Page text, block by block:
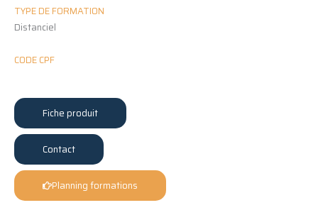
TYPE DE FORMATION
Distanciel
CODE CPF
Fiche produit
Contact
Planning formations